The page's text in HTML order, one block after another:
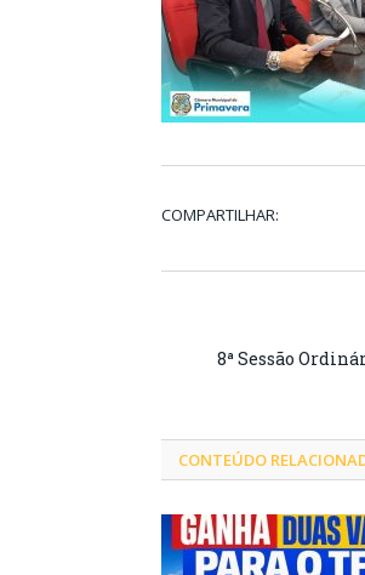
COMPARTILHAR:
8ª Sessão
CONTEÚDO